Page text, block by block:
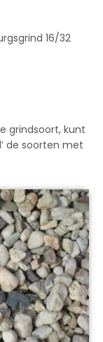
16/32
grindsoort, kunt
de soorten met